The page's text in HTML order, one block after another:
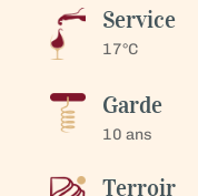
Service
17°C
Garde
10 ans
Terroir